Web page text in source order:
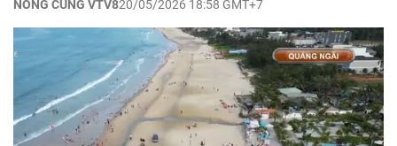
NÓNG CÙNG VTV820/05/2026 18:58 GMT+7